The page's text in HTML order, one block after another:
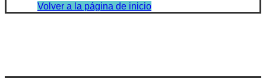
Volver a la página de inicio